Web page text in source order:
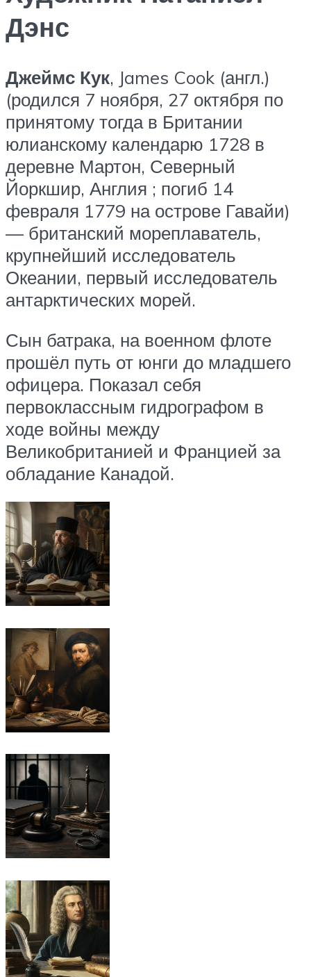
Дэнс
Джеймс Кук, James Cook (англ.)
(родился 7 ноября, 27 октября по
принятому тогда в Британии
юлианскому календарю 1728 в
деревне Мартон, Северный
Йоркшир, Англия ; погиб 14
февраля 1779 на острове Гавайи)
— британский мореплаватель,
крупнейший исследователь
Океании, первый исследователь
антарктических морей.
Сын батрака, на военном флоте
прошёл путь от юнги до младшего
офицера. Показал себя
первоклассным гидрографом в
ходе войны между
Великобританией и Францией за
обладание Канадой.